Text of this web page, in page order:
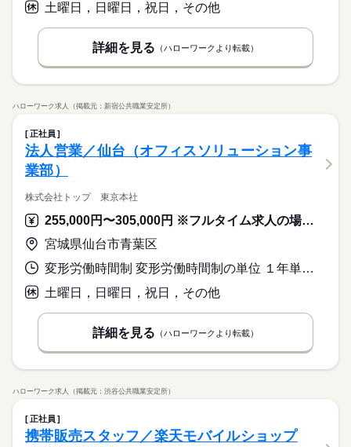
土曜日，日曜日，祝日，その他
詳細を見る （ハローワークより転載）
ハローワーク求人（掲載元：新宿公共職業安定所）
正社員
法人営業／仙台（オフィスソリューション事
業部）
株式会社トップ 東京本社
255,000円〜305,000円 ※フルタイム求人の場合は月額（換算額）、パート求人の場合は時間額を表示しています。
宮城県仙台市青葉区
変形労働時間制 変形労働時間制の単位 １年単位 就業時間１ 8時30分〜18時15分 就業時間に関する特記事項 ＊年間総労働時間２，０８５時間
土曜日，日曜日，祝日，その他
詳細を見る （ハローワークより転載）
ハローワーク求人（掲載元：渋谷公共職業安定所）
正社員
携帯販売スタッフ／楽天モバイルショップ